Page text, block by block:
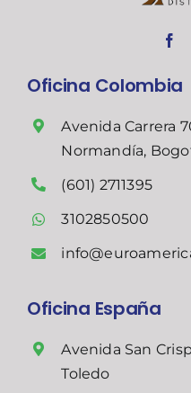
Oficina Colombia
Avenida Carrera
Normandía,
(601) 2711395
3102850500
Oficina España
Avenida San
Toledo